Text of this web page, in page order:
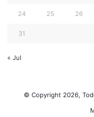
24 25 26
31
« Jul
© Copyright 2026,